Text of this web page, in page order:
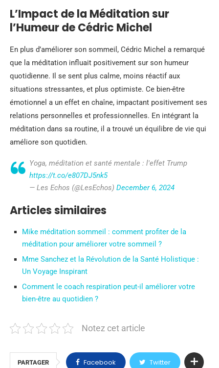
L’Impact de la Méditation sur
l’Humeur de Cédric Michel
En plus d’améliorer son sommeil, Cédric Michel a remarqué
que la méditation influait positivement sur son humeur
quotidienne. Il se sent plus calme, moins réactif aux
situations stressantes, et plus optimiste. Ce bien-être
émotionnel a un effet en chaîne, impactant positivement ses
relations personnelles et professionnelles. En intégrant la
méditation dans sa routine, il a trouvé un équilibre de vie qui
améliore son quotidien.
Yoga, méditation et santé mentale : l'effet Trump
https://t.co/e807DJ5nk5
— Les Echos (@LesEchos) December 6, 2024
Articles similaires
Mike méditation sommeil : comment profiter de la
méditation pour améliorer votre sommeil ?
Mme Sanchez et la Révolution de la Santé Holistique :
Un Voyage Inspirant
Comment le coach respiration peut-il améliorer votre
bien-être au quotidien ?
Notez cet article
PARTAGER Facebook Twitter